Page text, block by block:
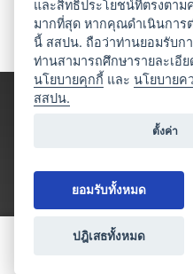
และสิทธิประโยชน์ที่ตรงตา
มากที่สุด หากคุณดำเนินการ
นี้ สสปน. ถือว่าท่านยอมรับก
ท่านสามารถศึกษารายละเอีย
นโยบายคุกกี้ และนโยบายค
สสปน.
ตั้งค่า
ยอมรับทั้งหมด
ปฎิเสธทั้งหมด